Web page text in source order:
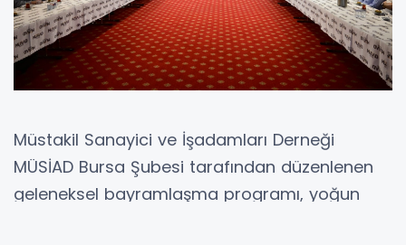
Müstakil Sanayici ve İşadamları Derneği
MÜSİAD Bursa Şubesi tarafından düzenlenen
geleneksel bayramlaşma programı, yoğun